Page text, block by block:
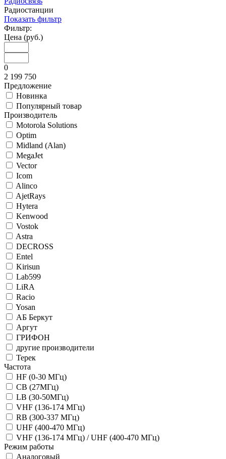
Радиостанции
Показать фильтр
Фильтр:
Цена (руб.)
0
2 199 750
Предложение
Новинка
Популярный товар
Производитель
Motorola Solutions
Optim
Midland (Alan)
MegaJet
Vector
Icom
Alinco
AjetRays
Hytera
Kenwood
Vostok
Astra
DECROSS
Entel
Kirisun
Lab599
LiRA
Racio
Yosan
АБ Беркут
Аргут
ГРИФОН
другие производители
Терек
Частота
HF (0-30 МГц)
CB (27МГц)
LB (30-50МГц)
VHF (136-174 МГц)
RB (300-337 МГц)
UHF (400-470 МГц)
VHF (136-174 МГц) / UHF (400-470 МГц)
Режим работы
Аналоговый